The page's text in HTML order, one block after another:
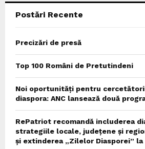
Postări Recente
Precizări de presă
Top 100 Români de Pretutindeni
Noi oportunități pentru
diaspora: ANC lansează două
RePatriot recomandă includerea
strategiile locale, județene și
și extinderea „Zilelor Diasporei”